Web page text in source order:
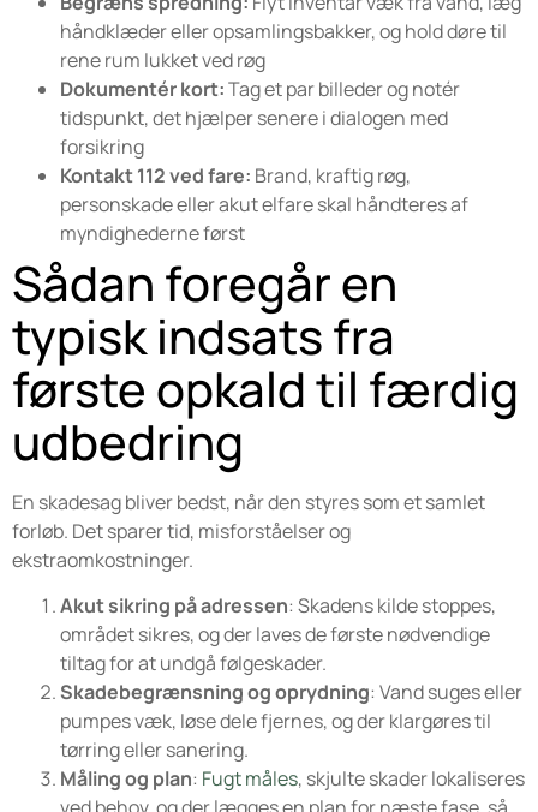
håndklæder eller opsamlingsbakker, og hold døre til
rene rum lukket ved røg
Dokumentér kort:Tag et par billeder og notér
tidspunkt, det hjælper senere i dialogen med
forsikring
Kontakt 112 ved fare: Brand, kraftig røg,
personskade eller akut elfare skal håndteres af
myndighederne først
Sådan foregår en
typisk indsats fra
første opkald til færdig
udbedring
En skadesag bliver bedst, når den styres som et samlet
forløb. Det sparer tid, misforståelser og
ekstraomkostninger.
Akut sikring på adressen: Skadens kilde stoppes,
området sikres, og der laves de første nødvendige
tiltag for at undgå følgeskader.
Skadebegrænsning og oprydning: Vand suges eller
pumpes væk, løse dele fjernes, og der klargøres til
tørring eller sanering.
Måling og plan: Fugt måles, skjulte skader lokaliseres